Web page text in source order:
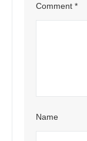
Comment *
Name